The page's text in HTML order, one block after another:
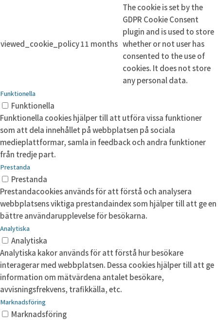
viewed_cookie_policy11 months
The cookie is set by the
GDPR Cookie Consent
plugin and is used to store
whether or not user has
consented to the use of
cookies. It does not store
any personal data.
Funktionella
Funktionella
Funktionella cookies hjälper till att utföra vissa funktioner
som att dela innehållet på webbplatsen på sociala
medieplattformar, samla in feedback och andra funktioner
från tredje part.
Prestanda
Prestanda
Prestandacookies används för att förstå och analysera
webbplatsens viktiga prestandaindex som hjälper till att ge en
bättre användarupplevelse för besökarna.
Analytiska
Analytiska
Analytiska kakor används för att förstå hur besökare
interagerar med webbplatsen. Dessa cookies hjälper till att ge
information om mätvärdena antalet besökare,
avvisningsfrekvens, trafikkälla, etc.
Marknadsföring
Marknadsföring